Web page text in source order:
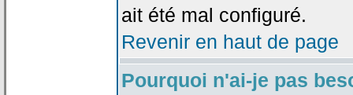
ait été mal configuré.
Revenir en haut de page
Pourquoi n'ai-je pas